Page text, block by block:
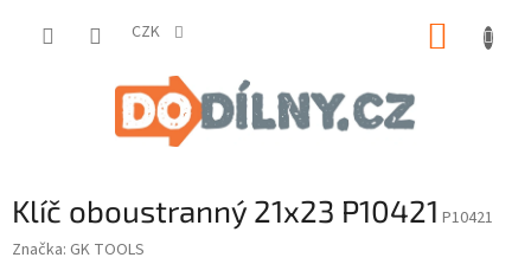
CZK
Klíč oboustranný 21x23 P10421 P10421
Značka: GK TOOLS